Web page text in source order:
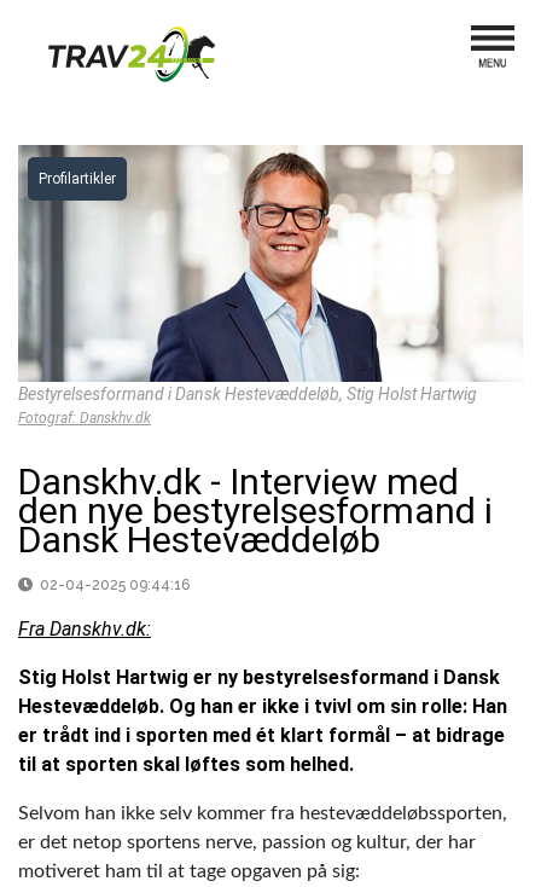
Profilartikler
Bestyrelsesformand i Dansk Hestevæddeløb, Stig Holst Hartwig
Fotograf: Danskhv.dk
Danskhv.dk - Interview med
den nye bestyrelsesformand i
Dansk Hestevæddeløb
02-04-2025 09:44:16
Fra Danskhv.dk:
Stig Holst Hartwig er ny bestyrelsesformand i Dansk
Hestevæddeløb. Og han er ikke i tvivl om sin rolle: Han
er trådt ind i sporten med ét klart formål – at bidrage
til at sporten skal løftes som helhed.
Selvom han ikke selv kommer fra hestevæddeløbssporten,
er det netop sportens nerve, passion og kultur, der har
motiveret ham til at tage opgaven på sig: